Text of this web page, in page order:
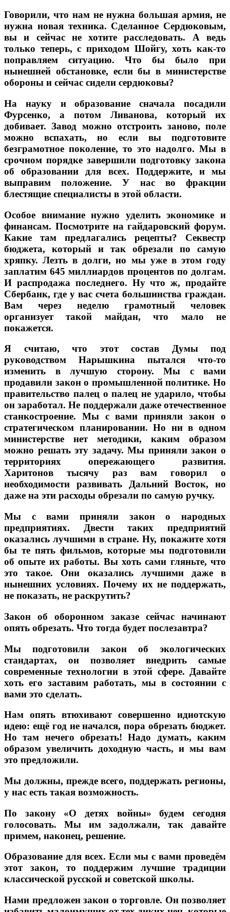
Говорили, что нам не нужна большая армия, не
нужна новая техника. Сделанное Сердюковым,
вы и сейчас не хотите расследовать. А ведь
только теперь, с приходом Шойгу, хоть как-то
поправляем ситуацию. Что бы было при
нынешней обстановке, если бы в министерстве
обороны и сейчас сидели сердюковы?
На науку и образование сначала посадили
Фурсенко, а потом Ливанова, который их
добивает. Завод можно отстроить заново, поле
можно вспахать, но если вы подготовите
безграмотное поколение, то это надолго. Мы в
срочном порядке завершили подготовку закона
об образовании для всех. Поддержите, и мы
выправим положение. У нас во фракции
блестящие специалисты в этой области.
Особое внимание нужно уделить экономике и
финансам. Посмотрите на гайдаровский форум.
Какие там предлагались рецепты? Секвестр
бюджета, который и так обрезали по самую
хряпку. Лезть в долги, но мы уже в этом году
заплатим 645 миллиардов процентов по долгам.
И распродажа последнего. Ну что ж, продайте
Сбербанк, где у вас счета большинства граждан.
Вам через неделю грамотный человек
организует такой майдан, что мало не
покажется.
Я считаю, что этот состав Думы под
руководством Нарышкина пытался что-то
изменить в лучшую сторону. Мы с вами
продавили закон о промышленной политике. Но
правительство палец о палец не ударило, чтобы
он заработал. Не поддержали даже отечественное
станкостроение. Мы с вами приняли закон о
стратегическом планировании. Но ни в одном
министерстве нет методики, каким образом
можно решать эту задачу. Мы приняли закон о
территориях опережающего развития.
Харитонов тысячу раз вам говорил о
необходимости развивать Дальний Восток, но
даже на эти расходы обрезали по самую ручку.
Мы с вами приняли закон о народных
предприятиях. Двести таких предприятий
оказались лучшими в стране. Ну, покажите хотя
бы те пять фильмов, которые мы подготовили
об опыте их работы. Вы хоть сами гляньте, что
это такое. Они оказались лучшими даже в
нынешних условиях. Почему их не поддержать,
не показать, не раскрутить?
Закон об оборонном заказе сейчас начинают
опять обрезать. Что тогда будет послезавтра?
Мы подготовили закон об экологических
стандартах, он позволяет внедрить самые
современные технологии в этой сфере. Давайте
хоть его заставим работать, мы в состоянии с
вами это сделать.
Нам опять втюхивают совершенно идиотскую
идею: ещё год не начался, пора обрезать бюджет.
Но там нечего обрезать! Надо думать, каким
образом увеличить доходную часть, и мы вам
это предложили.
Мы должны, прежде всего, поддержать регионы,
у нас есть такая возможность.
По закону «О детях войны» будем сегодня
голосовать. Мы им задолжали, так давайте
примем, наконец, решение.
Образование для всех. Если мы с вами проведём
этот закон, то поддержим лучшие традиции
классической русской и советской школы.
Нами предложен закон о торговле. Он позволяет